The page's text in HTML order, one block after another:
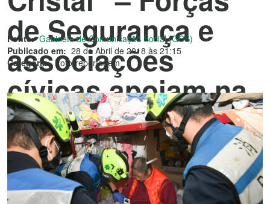
de Segurança e
associações
cívicas apoiam na
evacuação da zona
da Praia do
Manduco, dando
Fonte: Gabinete de Comunicação Social (GCS)
Publicado em: 28 de Abril de 2018 às 21:15
Categoria: Fotorreportagem